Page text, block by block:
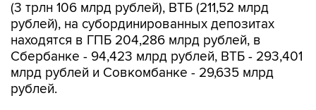
(3 трлн 106 млрд рублей), ВТБ (211,52 млрд
рублей), на субординированных депозитах
находятся в ГПБ 204,286 млрд рублей, в
Сбербанке - 94,423 млрд рублей, ВТБ - 293,401
млрд рублей и Совкомбанке - 29,635 млрд
рублей.